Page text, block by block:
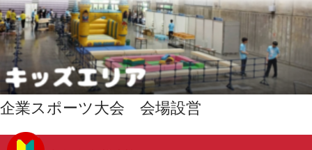
企業スポーツ大会 会場設営